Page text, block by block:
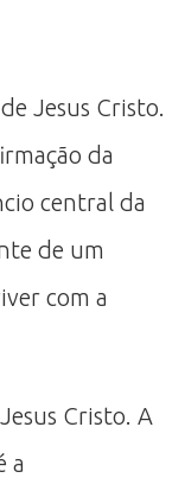
Jesus Cristo.
da
central da
de um
com a
Cristo. A
a